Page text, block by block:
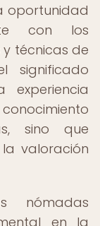
oportunidad
con los
técnicas de
significado
sino que
valoración
nómadas
en la